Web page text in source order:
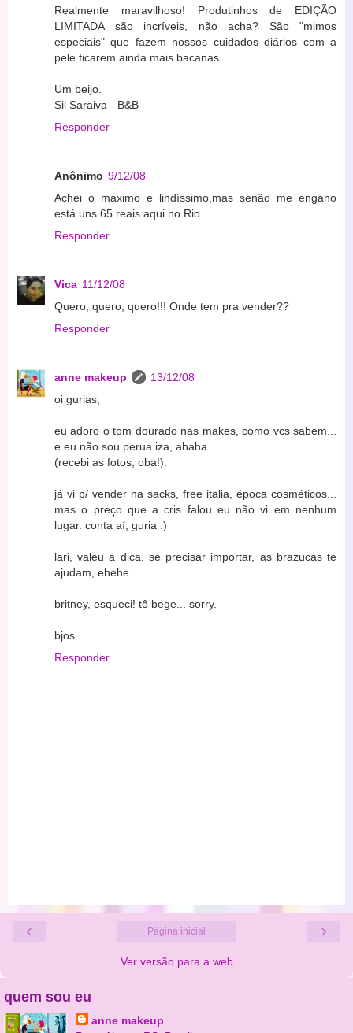
Realmente maravilhoso! Produtinhos de EDIÇÃO
LIMITADA são incríveis, não acha? São "mimos
especiais" que fazem nossos cuidados diários com a
pele ficarem ainda mais bacanas.
Um beijo.
Sil Saraiva - B&B
Responder
Anônimo 9/12/08
Achei o máximo e lindíssimo,mas senão me engano
está uns 65 reais aqui no Rio...
Responder
Vica 11/12/08
Quero, quero, quero!!! Onde tem pra vender??
Responder
anne makeup
13/12/08
oi gurias,
eu adoro o tom dourado nas makes, como vcs sabem...
e eu não sou perua iza, ahaha.
(recebi as fotos, oba!).
já vi p/ vender na sacks, free italia, época cosméticos...
mas o preço que a cris falou eu não vi em nenhum
lugar. conta aí, guria :)
lari, valeu a dica. se precisar importar, as brazucas te
ajudam, ehehe.
britney, esqueci! tô bege... sorry.
bjos
Responder
‹ ›
Página inicial
Ver versão para a web
quem sou eu
anne makeup